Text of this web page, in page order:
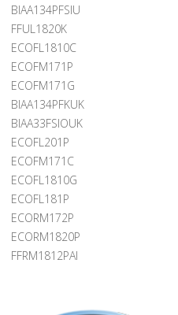
BIAA134PFSIU
FFUL1820K
ECOFL1810C
ECOFM171P
ECOFM171G
BIAA134PFKUK
BIAA33FSIOUK
ECOFL201P
ECOFM171C
ECOFL1810G
ECOFL181P
ECORM172P
ECORM1820P
FFRM1812PAI